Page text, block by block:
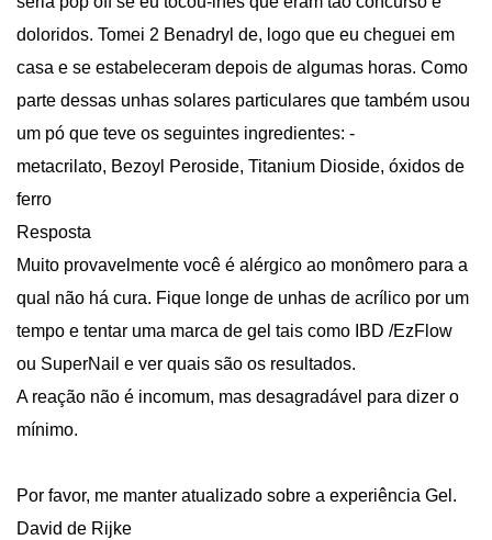
doloridos. Tomei 2 Benadryl de, logo que eu cheguei em
casa e se estabeleceram depois de algumas horas. Como
parte dessas unhas solares particulares que também usou
um pó que teve os seguintes ingredientes: -
metacrilato, Bezoyl Peroside, Titanium Dioside, óxidos de
ferro
Resposta
Muito provavelmente você é alérgico ao monômero para a
qual não há cura. Fique longe de unhas de acrílico por um
tempo e tentar uma marca de gel tais como IBD /EzFlow
ou SuperNail e ver quais são os resultados.
A reação não é incomum, mas desagradável para dizer o
mínimo.
Por favor, me manter atualizado sobre a experiência Gel.
David de Rijke